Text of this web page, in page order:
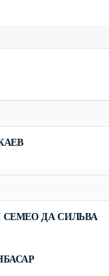
СЕМЕО ДА СИЛЬВА